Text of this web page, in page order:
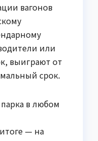
вагонов
или
выиграют от
срок.
в любом
— на